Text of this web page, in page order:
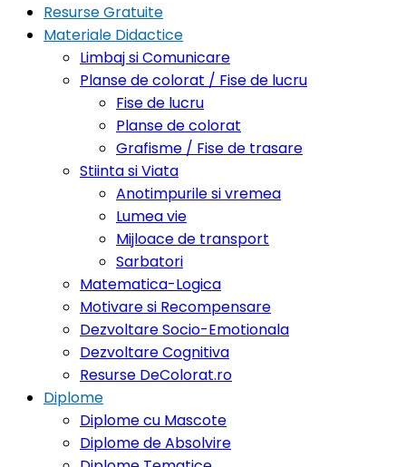
Resurse Gratuite
Materiale Didactice
Limbaj si Comunicare
Planse de colorat / Fise de lucru
Fise de lucru
Planse de colorat
Grafisme / Fise de trasare
Stiinta si Viata
Anotimpurile si vremea
Lumea vie
Mijloace de transport
Sarbatori
Matematica-Logica
Motivare si Recompensare
Dezvoltare Socio-Emotionala
Dezvoltare Cognitiva
Resurse DeColorat.ro
Diplome
Diplome cu Mascote
Diplome de Absolvire